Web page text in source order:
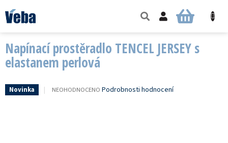
na
obsah
NÁKUPNÍ
Napínací prostěradlo TENCEL JERSEY s
elastanem perlová
Novinka
PRŮMĚRNÉ
NEOHODNOCENO Podrobnosti hodnocení